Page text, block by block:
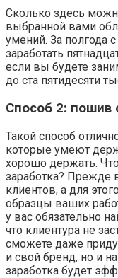
Сколько здесь
выбранной вами
умений. За полгода
заработать
если вы будете
до ста пятидесяти
Способ 2:
Такой способ
которые умеют
хорошо держать.
заработка? Прежде
клиентов, а для
образцы ваших
у вас обязательно
что клиентура не
сможете даже
и свой бренд, но и
заработка будет